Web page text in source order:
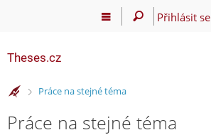
Přihlásit se
Theses.cz
>Práce na stejné téma
Práce na stejné téma